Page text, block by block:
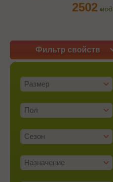
2502
Фильтр свойств
Размер
Пол
Сезон
Назначение